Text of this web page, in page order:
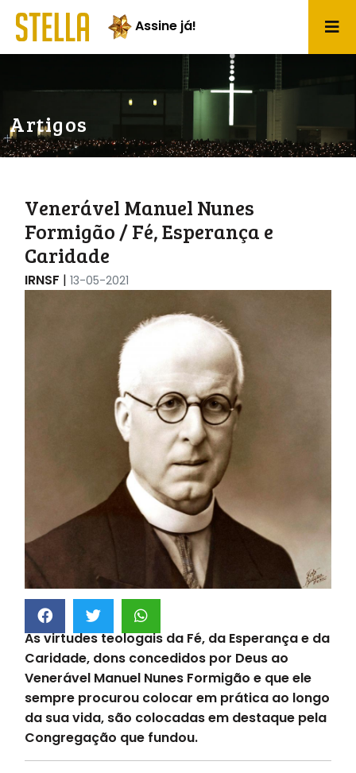
Assine já!
Artigos
Venerável Manuel Nunes
Formigão / Fé, Esperança e
Caridade
IRNSF | 13-05-2021
As virtudes teologais da Fé, da Esperança e da
Caridade, dons concedidos por Deus ao
Venerável Manuel Nunes Formigão e que ele
sempre procurou colocar em prática ao longo
da sua vida, são colocadas em destaque pela
Congregação que fundou.